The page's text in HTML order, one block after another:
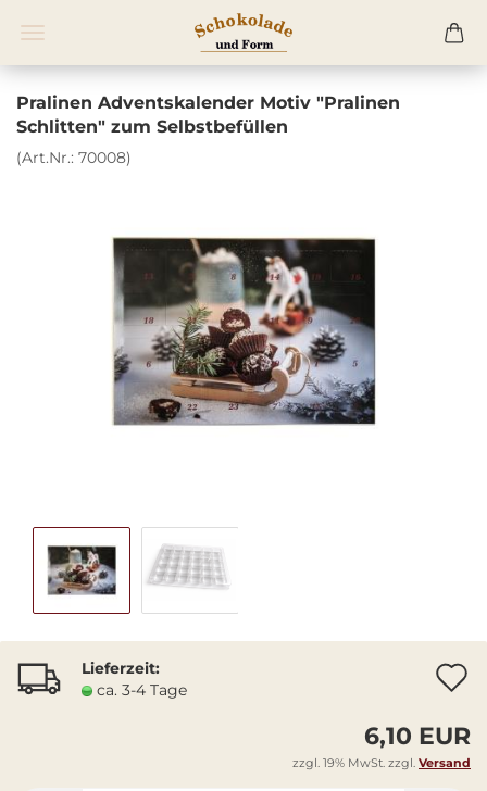
Pralinen Adventskalender Motiv "Pralinen
Schlitten" zum Selbstbefüllen
(Art.Nr.: 70008)
Lieferzeit:
ca. 3-4 Tage
6,10 EUR
zzgl. 19% MwSt. zzgl. Versand